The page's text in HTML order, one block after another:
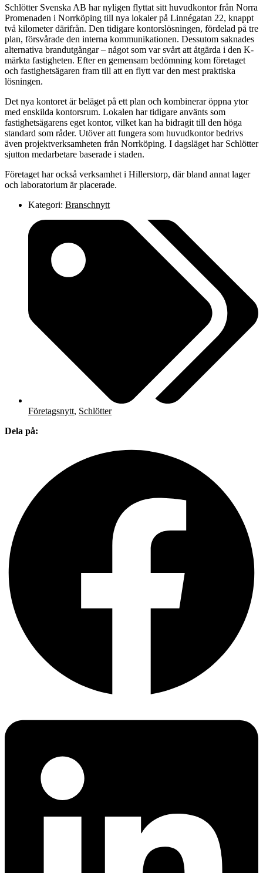
Schlötter Svenska AB har nyligen flyttat sitt huvudkontor från Norra
Promenaden i Norrköping till nya lokaler på Linnégatan 22, knappt
två kilometer därifrån. Den tidigare kontorslösningen, fördelad på tre
plan, försvårade den interna kommunikationen. Dessutom saknades
alternativa brandutgångar – något som var svårt att åtgärda i den K-
märkta fastigheten. Efter en gemensam bedömning kom företaget
och fastighetsägaren fram till att en flytt var den mest praktiska
lösningen.
Det nya kontoret är beläget på ett plan och kombinerar öppna ytor
med enskilda kontorsrum. Lokalen har tidigare använts som
fastighetsägarens eget kontor, vilket kan ha bidragit till den höga
standard som råder. Utöver att fungera som huvudkontor bedrivs
även projektverksamheten från Norrköping. I dagsläget har Schlötter
sjutton medarbetare baserade i staden.
Företaget har också verksamhet i Hillerstorp, där bland annat lager
och laboratorium är placerade.
Kategori: Branschnytt
Företagsnytt, Schlötter
Dela på: